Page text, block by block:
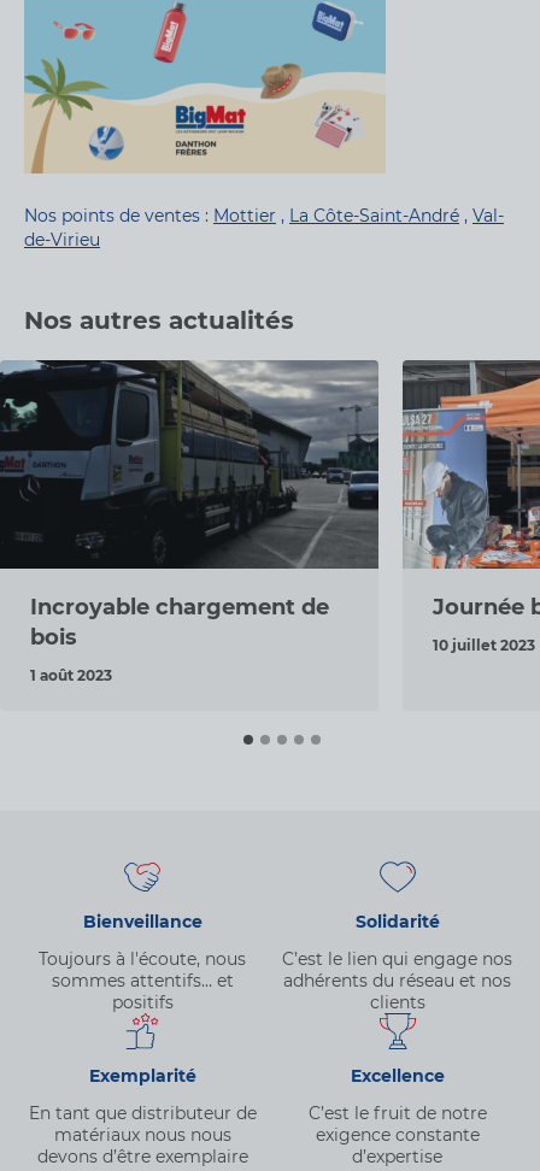
Nos points de ventes : Mottier , La Côte-Saint-André , Val-
de-Virieu
Nos autres actualités
Incroyable chargement de
bois
1 août 2023
Journée
10 juillet 2023
Bienveillance
Toujours à l'écoute, nous
sommes attentifs… et
positifs
Solidarité
C’est le lien qui engage nos
adhérents du réseau et nos
clients
Exemplarité
En tant que distributeur de
matériaux nous nous
devons d’être exemplaire
Excellence
C’est le fruit de notre
exigence constante
d’expertise